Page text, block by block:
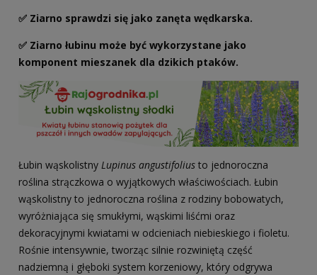
✅ Ziarno sprawdzi się jako zanęta wędkarska.
✅ Ziarno łubinu może być wykorzystane jako
komponent mieszanek dla dzikich ptaków.
Łubin wąskolistny Lupinus angustifolius to jednoroczna
roślina strączkowa o wyjątkowych właściwościach. Łubin
wąskolistny to jednoroczna roślina z rodziny bobowatych,
wyróżniająca się smukłymi, wąskimi liśćmi oraz
dekoracyjnymi kwiatami w odcieniach niebieskiego i fioletu.
Rośnie intensywnie, tworząc silnie rozwiniętą część
nadziemną i głęboki system korzeniowy, który odgrywa